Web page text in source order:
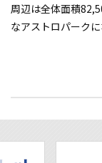
周辺は全体面積
なアストロパーク